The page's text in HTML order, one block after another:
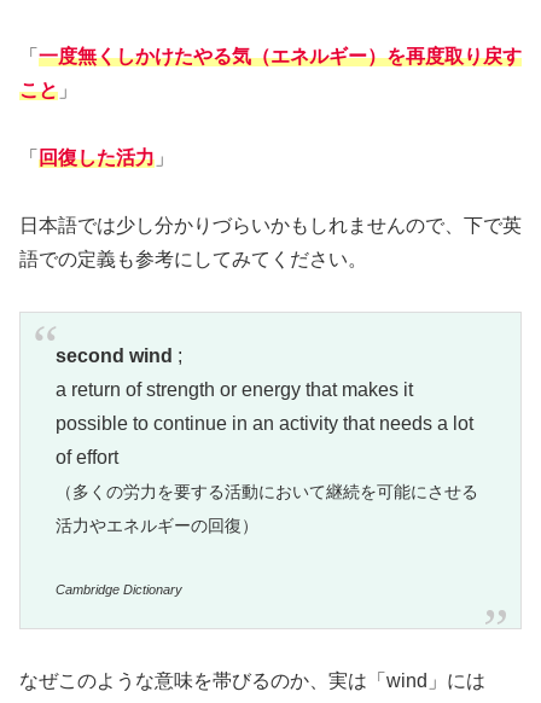
「 一度無くしかけたやる気（エネルギー）を再度取り戻す
こと 」
「 回復した活力 」
日本語では少し分かりづらいかもしれませんので、下で英
語での定義も参考にしてみてください。
second wind ;
a return of strength or energy that makes it
possible to continue in an activity that needs a lot
of effort
（多くの労力を要する活動において継続を可能にさせる
活力やエネルギーの回復）
Cambridge Dictionary
なぜこのような意味を帯びるのか、実は「wind」には